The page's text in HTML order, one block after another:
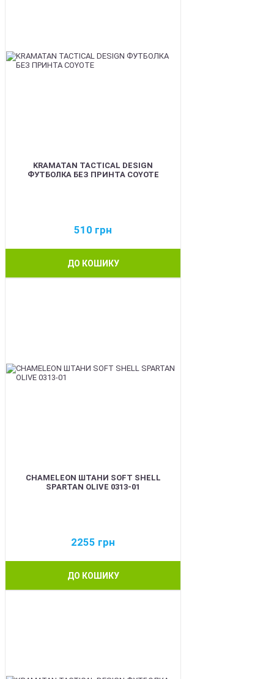
KRAMATAN TACTICAL DESIGN
ФУТБОЛКА БЕЗ ПРИНТА COYOTE
510 грн
ДО КОШИКУ
CHAMELEON ШТАНИ SOFT SHELL
SPARTAN OLIVE 0313-01
2255 грн
ДО КОШИКУ